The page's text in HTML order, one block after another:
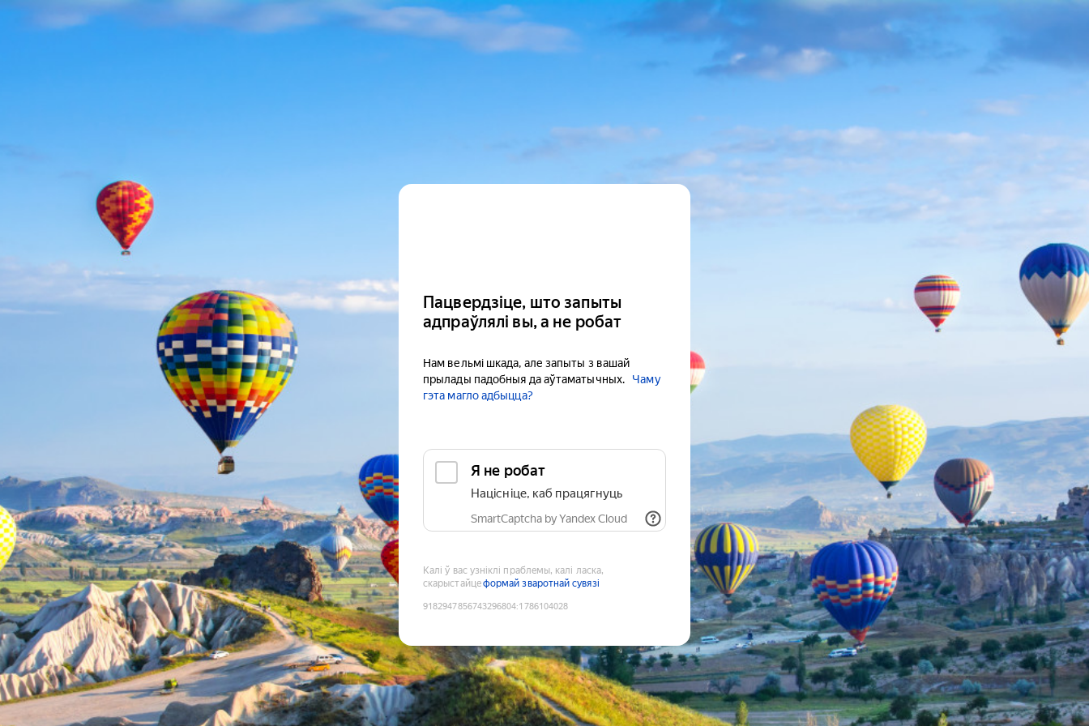
Пацвердзіце, што запыты
адпраўлялі вы, а не робат
Нам вельмі шкада, але запыты з вашай
прылады падобныя да аўтаматычных.
Чаму
гэта магло адбыцца?
Я не робат
Націсніце, каб працягнуць
SmartCaptcha by Yandex Cloud
Калі ў вас узніклі праблемы, калі ласка,
скарыстайцеформай зваротнай сувязі
9182947856743296804:1786104028